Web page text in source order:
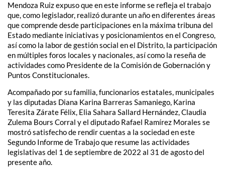
Mendoza Ruiz expuso que en este informe se refleja el trabajo
que, como legislador, realizó durante un año en diferentes áreas
que comprende desde participaciones en la máxima tribuna del
Estado mediante iniciativas y posicionamientos en el Congreso,
así como la labor de gestión social en el Distrito, la participación
en múltiples foros locales y nacionales, así como la reseña de
actividades como Presidente de la Comisión de Gobernación y
Puntos Constitucionales.
Acompañado por su familia, funcionarios estatales, municipales
y las diputadas Diana Karina Barreras Samaniego, Karina
Teresita Zárate Félix, Elia Sahara Sallard Hernández, Claudia
Zulema Bours Corral y el diputado Rafael Ramírez Morales se
mostró satisfecho de rendir cuentas a la sociedad en este
Segundo Informe de Trabajo que resume las actividades
legislativas del 1 de septiembre de 2022 al 31 de agosto del
presente año.